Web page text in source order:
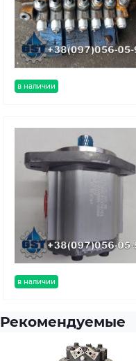
в наличии
в наличии
Рекомендуемые